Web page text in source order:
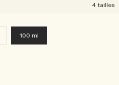
4 tailles
100 ml